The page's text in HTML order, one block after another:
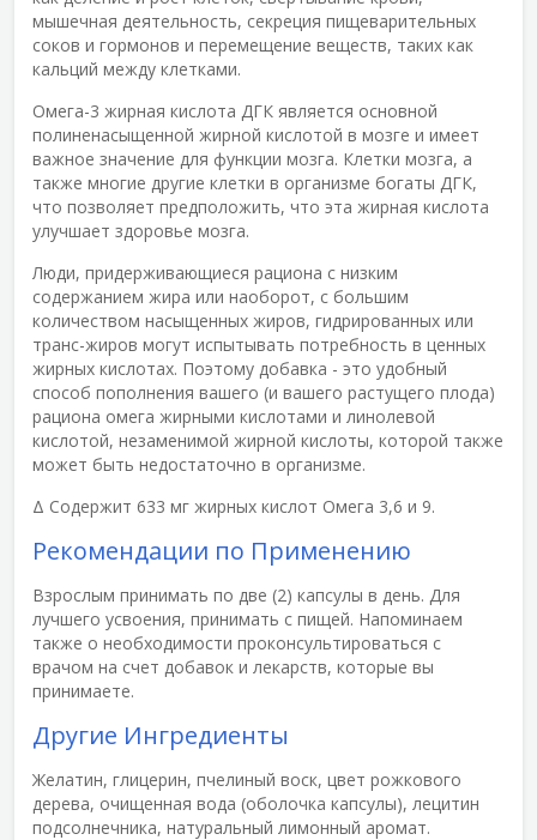
мышечная деятельность, секреция пищеварительных
соков и гормонов и перемещение веществ, таких как
кальций между клетками.
Омега-3 жирная кислота ДГК является основной
полиненасыщенной жирной кислотой в мозге и имеет
важное значение для функции мозга. Клетки мозга, а
также многие другие клетки в организме богаты ДГК,
что позволяет предположить, что эта жирная кислота
улучшает здоровье мозга.
Люди, придерживающиеся рациона с низким
содержанием жира или наоборот, с большим
количеством насыщенных жиров, гидрированных или
транс-жиров могут испытывать потребность в ценных
жирных кислотах. Поэтому добавка - это удобный
способ пополнения вашего (и вашего растущего плода)
рациона омега жирными кислотами и линолевой
кислотой, незаменимой жирной кислоты, которой также
может быть недостаточно в организме.
Δ Содержит 633 мг жирных кислот Омега 3,6 и 9.
Рекомендации по Применению
Взрослым принимать по две (2) капсулы в день. Для
лучшего усвоения, принимать с пищей. Напоминаем
также о необходимости проконсультироваться с
врачом на счет добавок и лекарств, которые вы
принимаете.
Другие Ингредиенты
Желатин, глицерин, пчелиный воск, цвет рожкового
дерева, очищенная вода (оболочка капсулы), лецитин
подсолнечника, натуральный лимонный аромат.